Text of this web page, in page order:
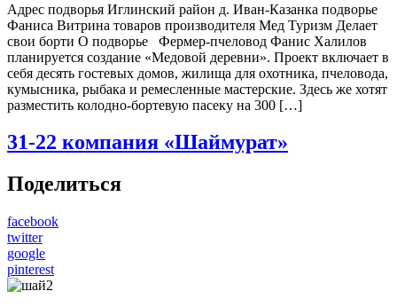
Адрес подворья Иглинский район д. Иван-Казанка подворье
Фаниса Витрина товаров производителя Мед Туризм Делает
свои борти О подворье Фермер-пчеловод Фанис Халилов
планируется создание «Медовой деревни». Проект включает в
себя десять гостевых домов, жилища для охотника, пчеловода,
кумысника, рыбака и ремесленные мастерские. Здесь же хотят
разместить колодно-бортевую пасеку на 300 […]
31-22 компания «Шаймурат»
Поделиться
facebook
twitter
google
pinterest